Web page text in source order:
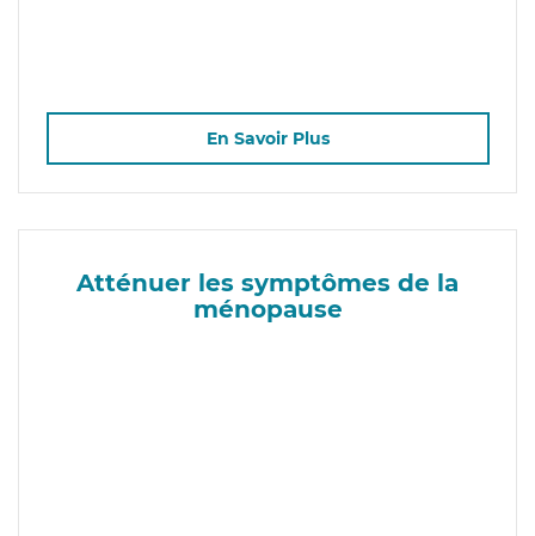
En Savoir Plus
Atténuer les symptômes de la
ménopause